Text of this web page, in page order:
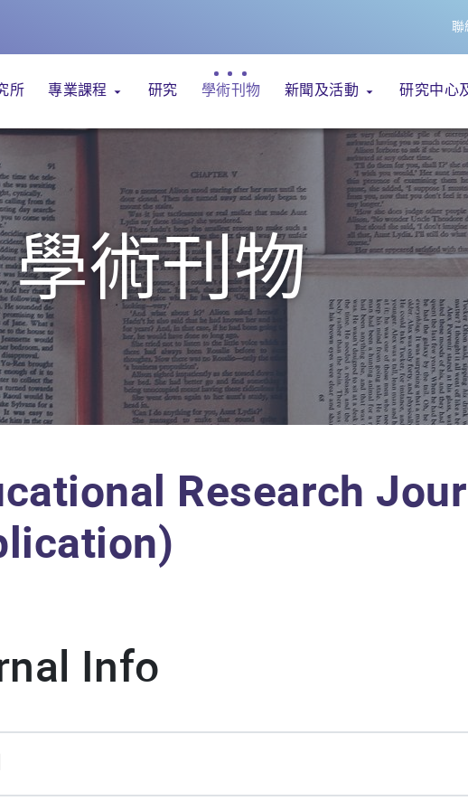
聯
所 專業課程 研究 學術刊物 新聞及活動 研究中心
學術刊物
Research
Info